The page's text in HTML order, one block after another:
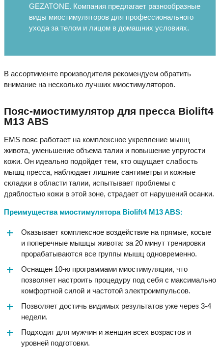
GEZATONE. Компания предлагает разнообразные
виды миостимуляторов для профессионального
ухода за телом и лицом в домашних условиях.
В ассортименте производителя рекомендуем обратить
внимание на несколько лучших миостимуляторов.
Пояс-миостимулятор для пресса Biolift4
M13 ABS
EMS пояс работает на комплексное укрепление мышц
живота, уменьшение объема талии и повышение упругости
кожи. Он идеально подойдет тем, кто ощущает слабость
мышц пресса, наблюдает лишние сантиметры и кожные
складки в области талии, испытывает проблемы с
дряблостью кожи в этой зоне, страдает от нарушений осанки.
Преимущества миостимулятора Biolift4 M13 ABS:
Оказывает комплексное воздействие на прямые, косые
и поперечные мышцы живота: за 20 минут тренировки
прорабатываются все группы мышц одновременно.
Оснащен 10-ю программами миостимуляции, что
позволяет настроить процедуру под себя с максимально
комфортной силой и частотой электроимпульсов.
Позволяет достичь видимых результатов уже через 3-4
недели.
Подходит для мужчин и женщин всех возрастов и
уровней подготовки.